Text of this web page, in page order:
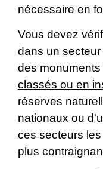
nécessaire en
Vous devez
dans un
des
classés ou en
réserves
nationaux ou
ces secteurs
plus